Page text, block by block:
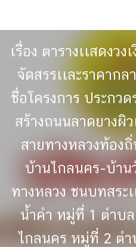
content
เรื่อง ตารางเเสดงว
จัดสรรเเละราคากล
ชื่อโครงการ ประกว
สร้างถนนลาดยางผิ
สายทางหลวงท้อง
บ้านไกลนคร-บ้าน
ทางหลวง ชนบทสระ
น้ำคำ หมู่ที่ 1 ตำบ
ไกลนคร หมู่ที่ 2 ตำ